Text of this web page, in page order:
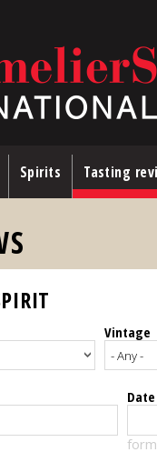
Spirits Tasting
Vintage